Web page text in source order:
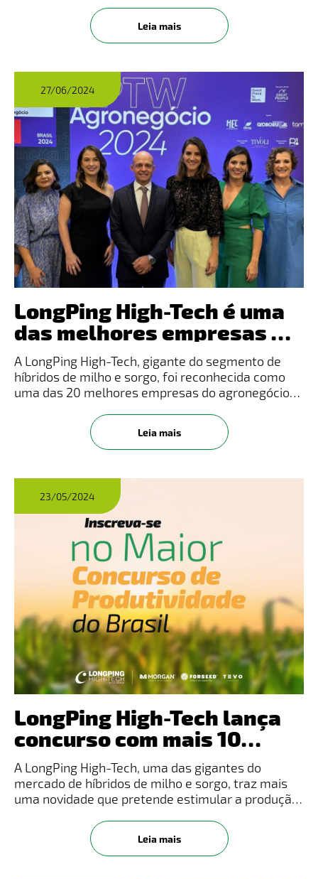
produtores preocupados. Em alguns casos, as
inundações afetaram lavouras de milho
Leia mais
27/06/2024
LongPing High-Tech é uma
das melhores empresas do
agronegócio segundo o
GPTW
A LongPing High-Tech, gigante do segmento de
híbridos de milho e sorgo, foi reconhecida como
uma das 20 melhores empresas do agronegócio
alcançando a 15ª posição na categoria “Grandes
Empresas”. A premiação dest
Leia mais
23/05/2024
LongPing High-Tech lança
concurso com mais 10
milhões em prêmios para
recordes de produtividade
de milho do Brasil
A LongPing High-Tech, uma das gigantes do
mercado de híbridos de milho e sorgo, traz mais
uma novidade que pretende estimular a produção
de produtividade. A premiação tem como objetivo
reconhecer os agricultLeia mais